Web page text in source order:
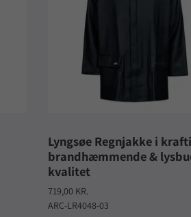
Lyngsøe Regnjakke i
brandhæmmende &
kvalitet
719,00 KR.
ARC-LR4048-03